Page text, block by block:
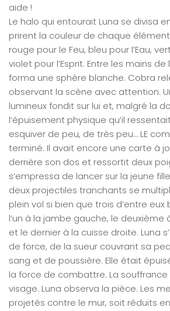
aide !
Le halo qui entourait Luna se divisa
prirent la couleur de chaque élément
rouge pour le Feu, bleu pour l’Eau,
violet pour l’Esprit. Entre les mains
forma une sphère blanche. Cobra
observant la scène avec attention.
lumineux fondit sur lui et, malgré la
l’épuisement physique qu’il
esquiver de peu, de très peu… LE
terminé. Il avait encore une carte à
derrière son dos et ressortit deux
s’empressa de lancer sur la jeune
deux projectiles tranchants se
plein vol si bien que trois d’entre eux
l’un à la jambe gauche, le
et le dernier à la cuisse droite. Luna
de force, de la sueur couvrant sa
sang et de poussière. Elle était
la force de combattre. La souffrance
visage. Luna observa la pièce. Les
projetés contre le mur, soit réduits